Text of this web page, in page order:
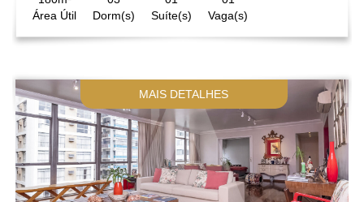
Área Útil
Dorm(s)
Suíte(s)
Vaga(s)
MAIS DETALHES